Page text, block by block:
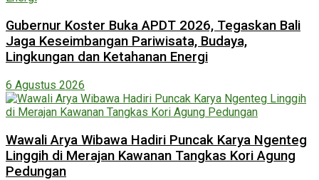
Gubernur Koster Buka APDT 2026, Tegaskan Bali
Jaga Keseimbangan Pariwisata, Budaya,
Lingkungan dan Ketahanan Energi
6 Agustus 2026
Wawali Arya Wibawa Hadiri Puncak Karya Ngenteg
Linggih di Merajan Kawanan Tangkas Kori Agung
Pedungan